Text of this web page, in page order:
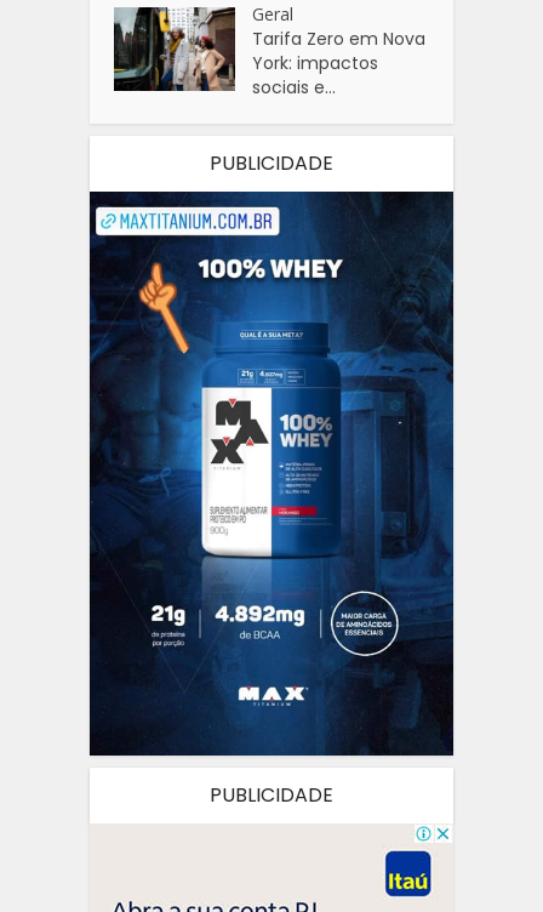
Geral
Tarifa Zero em Nova
York: impactos
sociais e...
PUBLICIDADE
PUBLICIDADE